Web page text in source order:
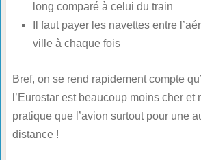
long comparé à celui du train
Il faut payer les navettes entre
ville à chaque fois
Bref, on se rend rapidement compte
l’Eurostar est beaucoup moins cher et
pratique que l’avion surtout pour une
distance !